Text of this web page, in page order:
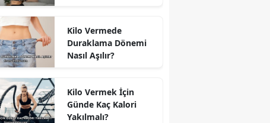
Kilo Vermede
Duraklama Dönemi
Nasıl Aşılır?
Kilo Vermek İçin
Günde Kaç Kalori
Yakılmalı?